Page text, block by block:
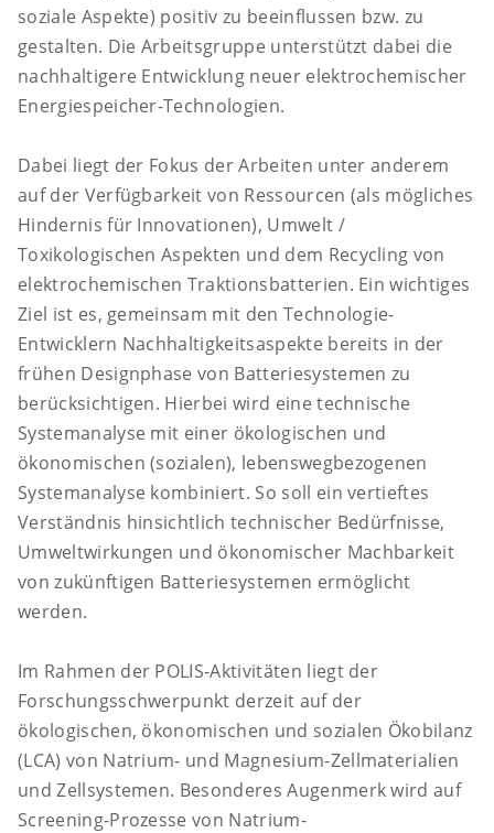
soziale Aspekte) positiv zu beeinflussen bzw. zu
gestalten. Die Arbeitsgruppe unterstützt dabei die
nachhaltigere Entwicklung neuer elektrochemischer
Energiespeicher-Technologien.
Dabei liegt der Fokus der Arbeiten unter anderem
auf der Verfügbarkeit von Ressourcen (als mögliches
Hindernis für Innovationen), Umwelt /
Toxikologischen Aspekten und dem Recycling von
elektrochemischen Traktionsbatterien. Ein wichtiges
Ziel ist es, gemeinsam mit den Technologie-
Entwicklern Nachhaltigkeitsaspekte bereits in der
frühen Designphase von Batteriesystemen zu
berücksichtigen. Hierbei wird eine technische
Systemanalyse mit einer ökologischen und
ökonomischen (sozialen), lebenswegbezogenen
Systemanalyse kombiniert. So soll ein vertieftes
Verständnis hinsichtlich technischer Bedürfnisse,
Umweltwirkungen und ökonomischer Machbarkeit
von zukünftigen Batteriesystemen ermöglicht
werden.
Im Rahmen der POLIS-Aktivitäten liegt der
Forschungsschwerpunkt derzeit auf der
ökologischen, ökonomischen und sozialen Ökobilanz
(LCA) von Natrium- und Magnesium-Zellmaterialien
und Zellsystemen. Besonderes Augenmerk wird auf
Screening-Prozesse von Natrium-